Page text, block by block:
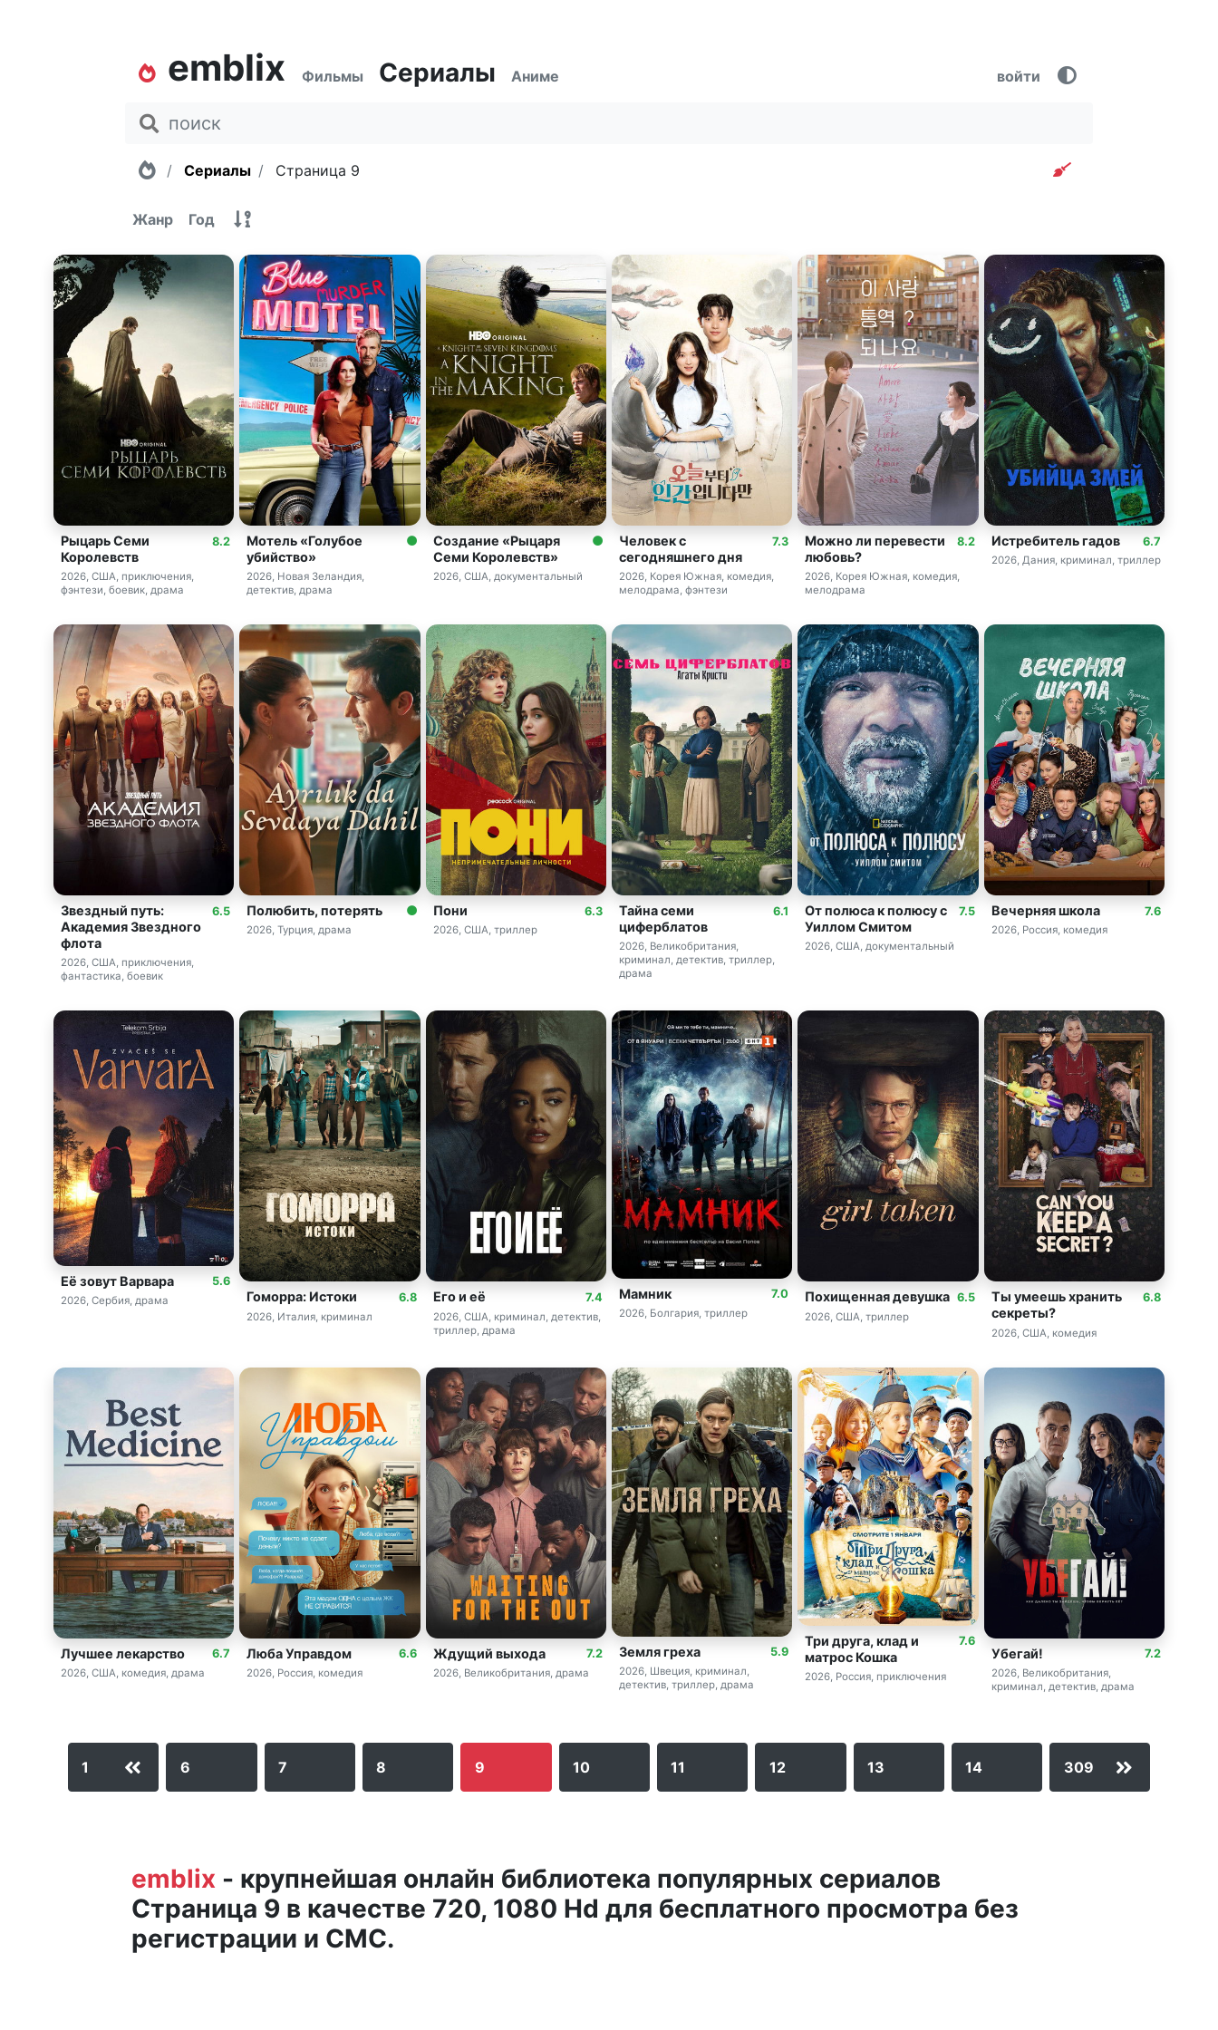
emblix Фильмы Сериалы Аниме войти
Главная
Сериалы Страница 9
Жанр Год
8.2
Рыцарь Семи
Королевств
2026, США, приключения,
фэнтези, боевик, драма
Мотель «Голубое
убийство»
2026, Новая Зеландия,
детектив, драма
Создание «Рыцаря
Семи Королевств»
2026, США, документальный
7.3
Человек с
сегодняшнего дня
2026, Корея Южная, комедия,
мелодрама, фэнтези
8.2
Можно ли перевести
любовь?
2026, Корея Южная, комедия,
мелодрама
6.7
Истребитель гадов
2026, Дания, криминал, триллер
6.5
Звездный путь:
Академия Звездного
флота
2026, США, приключения,
фантастика, боевик
Полюбить, потерять
2026, Турция, драма
6.3
Пони
2026, США, триллер
6.1
Тайна семи
циферблатов
2026, Великобритания,
криминал, детектив, триллер,
драма
7.5
От полюса к полюсу с
Уиллом Смитом
2026, США, документальный
7.6
Вечерняя школа
2026, Россия, комедия
5.6
Её зовут Варвара
2026, Сербия, драма 6.8
Гоморра: Истоки
2026, Италия, криминал
7.4
Его и её
2026, США, криминал, детектив,
триллер, драма
7.0
Мамник
2026, Болгария, триллер
6.5
Похищенная девушка
2026, США, триллер
6.8
Ты умеешь хранить
секреты?
2026, США, комедия
6.7
Лучшее лекарство
2026, США, комедия, драма
6.6
Люба Управдом
2026, Россия, комедия
7.2
Ждущий выхода
2026, Великобритания, драма
5.9
Земля греха
2026, Швеция, криминал,
детектив, триллер, драма
7.6
Три друга, клад и
матрос Кошка
2026, Россия, приключения
7.2
Убегай!
2026, Великобритания,
криминал, детектив, драма
1 6 7 8 9 10 11 12 13 14 309
emblix - крупнейшая онлайн библиотека популярных сериалов
Страница 9 в качестве 720, 1080 Hd для бесплатного просмотра без
регистрации и СМС.